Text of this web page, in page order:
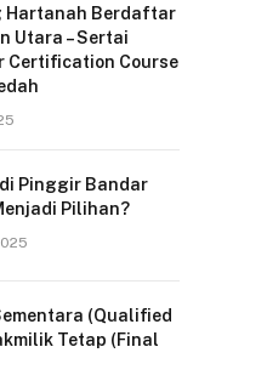
Hartanah Berdaftar
Utara – Sertai
Certification Course
Pinggir Bandar
Pilihan?
(Qualified
Tetap (Final